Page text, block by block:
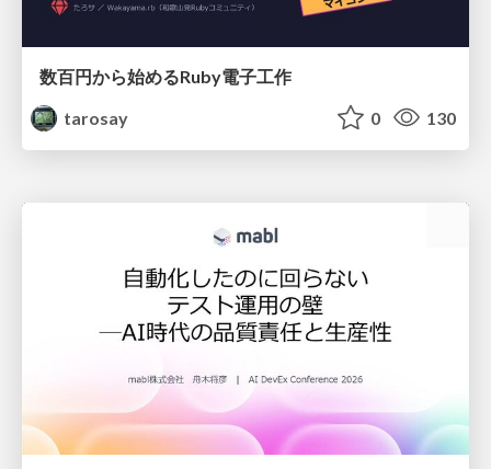
数百円から始めるRuby電子工作
tarosay
0 130